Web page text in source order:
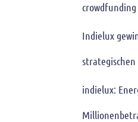
Indielux
indielux: